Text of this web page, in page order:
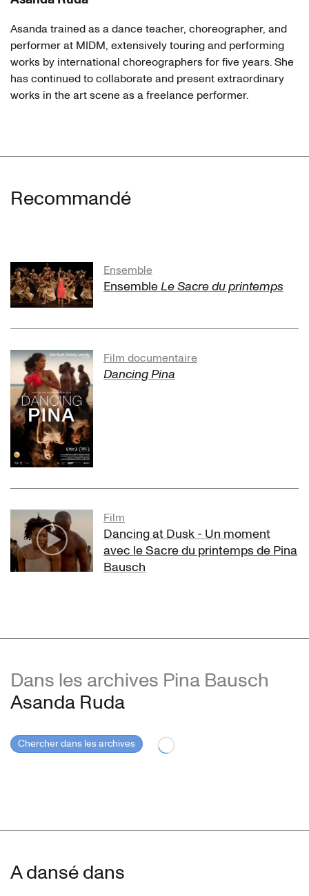
Asanda trained as a dance teacher, choreographer, and
performer at MIDM, extensively touring and performing
works by international choreographers for five years. She
has continued to collaborate and present extraordinary
works in the art scene as a freelance performer.
Recommandé
Ensemble
EnsembleLe Sacre du printemps
Film documentaire
Dancing Pina
Film
Dancing at Dusk - Un moment
avec le Sacre du printemps de Pina
Bausch
Dans les archives Pina Bausch
Asanda Ruda
Chercher dans les archives
A dansé dans